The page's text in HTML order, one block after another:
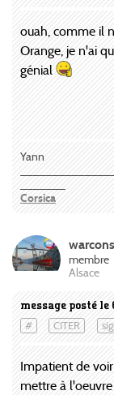
ouah, comme il
Orange, je n'ai
génial
Yann
Corsica
message posté le
# CITER
membre
Alsace
Impatient de
mettre à l'oeuvre